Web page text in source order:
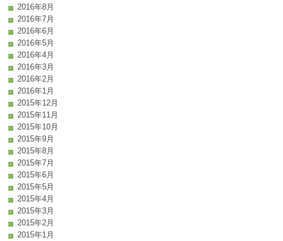
2016年8月
2016年7月
2016年6月
2016年5月
2016年4月
2016年3月
2016年2月
2016年1月
2015年12月
2015年11月
2015年10月
2015年9月
2015年8月
2015年7月
2015年6月
2015年5月
2015年4月
2015年3月
2015年2月
2015年1月